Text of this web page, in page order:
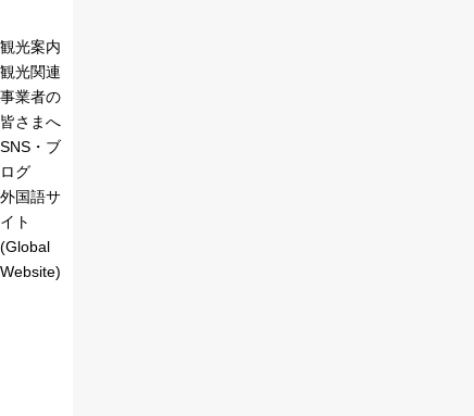
観光案内
観光関連
事業者の
皆さまへ
SNS・ブ
ログ
外国語サ
イト
(Global
Website)